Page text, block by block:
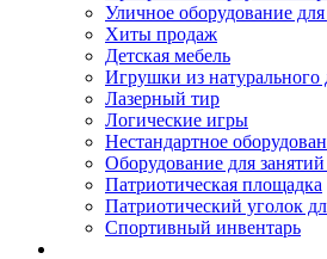
Уличное оборудование для
Хиты продаж
Детская мебель
Игрушки из натурального
Лазерный тир
Логические игры
Нестандартное
Оборудование для
Патриотическая площадка
Патриотический уголок
Спортивный инвентарь